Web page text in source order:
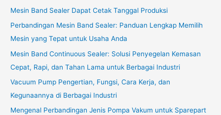
Mesin Band Sealer Dapat Cetak Tanggal Produksi
Perbandingan Mesin Band Sealer: Panduan Lengkap Memilih
Mesin yang Tepat untuk Usaha Anda
Mesin Band Continuous Sealer: Solusi Penyegelan Kemasan
Cepat, Rapi, dan Tahan Lama untuk Berbagai Industri
Vacuum Pump Pengertian, Fungsi, Cara Kerja, dan
Kegunaannya di Berbagai Industri
Mengenal Perbandingan Jenis Pompa Vakum untuk Sparepart